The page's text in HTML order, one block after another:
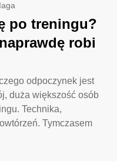
po treningu?
robi
odpoczynek jest
duża większość osób
Technika,
Tymczasem